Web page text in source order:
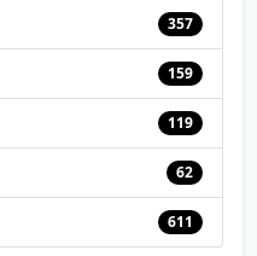
357
159
119
62
611